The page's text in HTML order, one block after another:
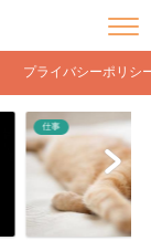
プライバシーポリシ
仕事